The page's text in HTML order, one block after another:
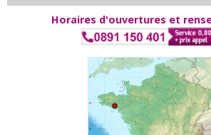
Horaires d'ouvertures et